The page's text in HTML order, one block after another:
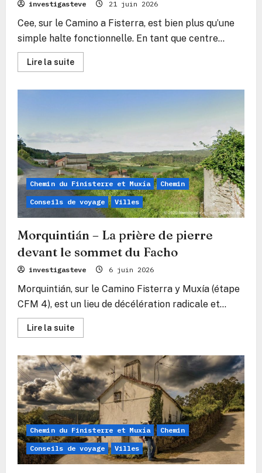
investigasteve 21 juin 2026
Cee, sur le Camino a Fisterra, est bien plus qu’une
simple halte fonctionnelle. En tant que centre...
Lire la suiteEn
savoir
rythme
de
l’océan
Chemin du Finisterre et Muxía Chemin
Conseils de voyage Villes
Morquintián – La prière de pierre
devant le sommet du Facho
investigasteve 6 juin 2026
Morquintián, sur le Camino Fisterra y Muxía (étape
CFM 4), est un lieu de décélération radicale et...
Lire la suiteEn
savoir
Morquintián
–
La
prière
de
pierre
devant
le
sommet
du
Facho
Chemin du Finisterre et Muxía Chemin
Conseils de voyage Villes